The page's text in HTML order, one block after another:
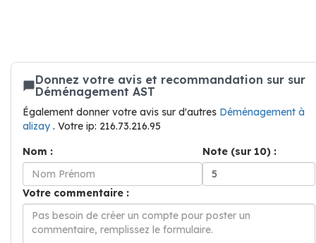
Donnez votre avis et recommandation sur sur
Déménagement AST
Également donner votre avis sur d'autres Déménagement à
alizay. Votre ip: 216.73.216.95
Nom :
Note (sur 10) :
Votre commentaire :